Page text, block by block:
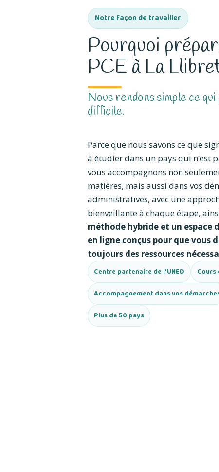
Notre façon de travailler
Pourquoi
PCE à La
Nous rendons simple ce
difficile.
Parce que nous savons ce que
à étudier dans un pays qui n’est
vous accompagnons non
matières, mais aussi dans vos
administratives, avec une
bienveillante à chaque étape,
méthode hybride et un espace
en ligne conçus pour que vous
toujours des ressources
Centre partenaire de l’UNED Cours
Accompagnement dans vos
Plus de 50 pays